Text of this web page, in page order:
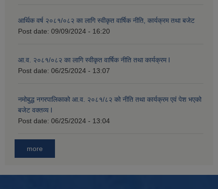
आर्थिक वर्ष २०८१/०८२ का लागि स्वीकृत वार्षिक नीति, कार्यक्रम तथा बजेट
Post date: 09/09/2024 - 16:20
आ.व. २०८१/०८२ का लागि स्वीकृत वार्षिक नीति तथा कार्यक्रम l
Post date: 06/25/2024 - 13:07
नमोबुद्ध नगरपालिकाको आ‍.व. २०८१/८२ को नीति तथा कार्यक्रम एवं पेश भएको
बजेट वक्तव्य l
Post date: 06/25/2024 - 13:04
more